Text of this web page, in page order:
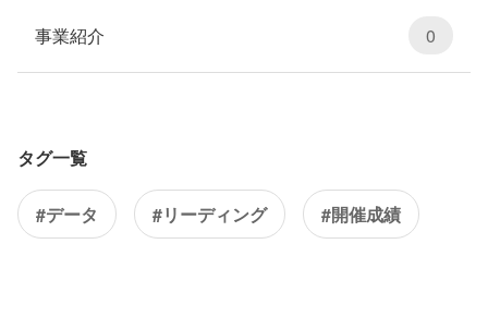
事業紹介 0
タグ一覧
#データ #リーディング #開催成績